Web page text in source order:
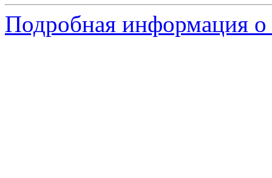
Подробная информация